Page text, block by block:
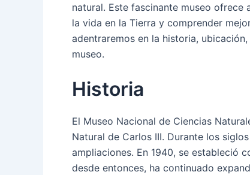
natural. Este fascinante museo
la vida en la Tierra y comprender
adentraremos en la historia,
museo.
Historia
El Museo Nacional de Ciencias
Natural de Carlos III. Durante los
ampliaciones. En 1940, se estableció
desde entonces, ha continuado